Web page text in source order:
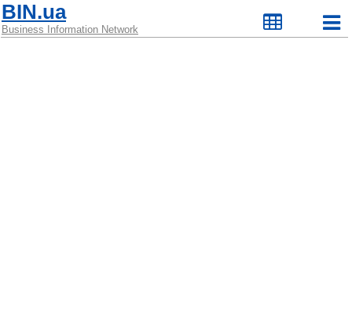
BIN.ua
Business Information Network